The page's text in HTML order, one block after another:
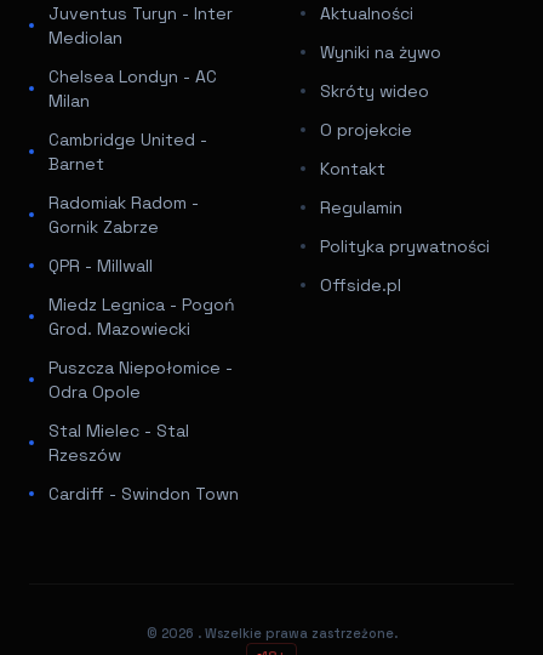
Juventus Turyn - Inter
Mediolan
Chelsea Londyn - AC
Milan
Cambridge United -
Barnet
Radomiak Radom -
Gornik Zabrze
QPR - Millwall
Miedz Legnica - Pogoń
Grod. Mazowiecki
Puszcza Niepołomice -
Odra Opole
Stal Mielec - Stal
Rzeszów
Cardiff - Swindon Town
Aktualności
Wyniki na żywo
Skróty wideo
O projekcie
Kontakt
Regulamin
Polityka prywatności
Offside.pl
© 2026 . Wszelkie prawa zastrzeżone.